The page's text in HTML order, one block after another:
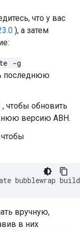
что у вас
), а затем
-g
последнюю
, чтобы обновить
версию ABH.
чтобы
bubblewrap
вручную,
в них